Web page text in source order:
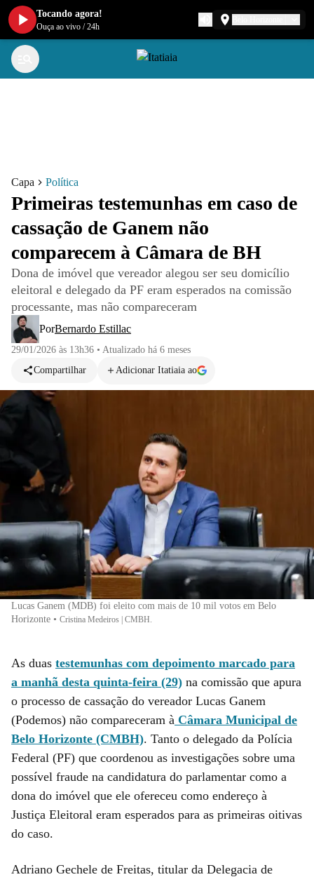
Capa Política
Primeiras testemunhas em caso de
cassação de Ganem não
comparecem à Câmara de BH
Dona de imóvel que vereador alegou ser seu domicílio
eleitoral e delegado da PF eram esperados na comissão
processante, mas não compareceram
PorBernardo Estillac
29/01/2026 às 13h36 • Atualizado há 6 meses
Compartilhar
Adicionar Itatiaia ao
Lucas Ganem (MDB) foi eleito com mais de 10 mil votos em Belo
Horizonte • Cristina Medeiros | CMBH.
As duas testemunhas com depoimento marcado para
a manhã desta quinta-feira (29) na comissão que apura
o processo de cassação do vereador Lucas Ganem
(Podemos) não compareceram à Câmara Municipal de
Belo Horizonte (CMBH). Tanto o delegado da Polícia
Federal (PF) que coordenou as investigações sobre uma
possível fraude na candidatura do parlamentar como a
dona do imóvel que ele ofereceu como endereço à
Justiça Eleitoral eram esperados para as primeiras oitivas
do caso.
Adriano Gechele de Freitas, titular da Delegacia de
Tocando agora!
Ouça ao vivo /24h